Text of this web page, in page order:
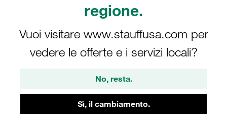
regione.
Vuoi visitare www.stauffusa.com per
vedere le offerte e i servizi locali?
No, resta.
Sì, il cambiamento.